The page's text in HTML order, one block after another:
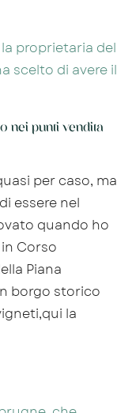
nei punti vendita
per caso, ma
essere nel
quando ho
Corso
Piana
borgo storico
la